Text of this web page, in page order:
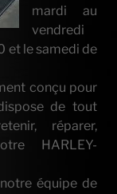
mardi au
vendredi
et le samedi de
conçu pour
de tout
réparer,
HARLEY-
équipe de